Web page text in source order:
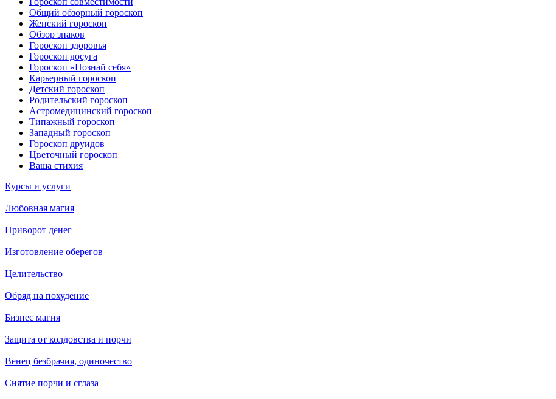
Общий обзорный гороскоп
Женский гороскоп
Обзор знаков
Гороскоп здоровья
Гороскоп досуга
Гороскоп «Познай себя»
Карьерный гороскоп
Детский гороскоп
Родительский гороскоп
Астромедицинский гороскоп
Типажный гороскоп
Западный гороскоп
Гороскоп друидов
Цветочный гороскоп
Ваша стихия
Курсы и услуги
Любовная магия
Приворот денег
Изготовление оберегов
Целительство
Обряд на похудение
Бизнес магия
Защита от колдовства и порчи
Венец безбрачия, одиночество
Снятие порчи и сглаза